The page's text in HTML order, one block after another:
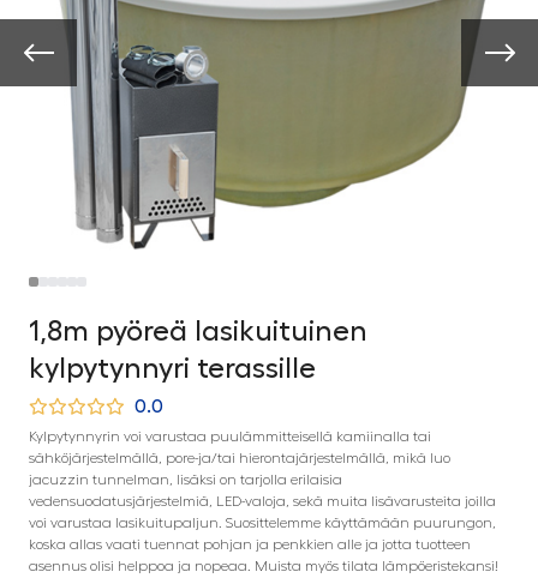
1,8m pyöreä lasikuituinen
kylpytynnyri terassille
0.0
Kylpytynnyrin voi varustaa puulämmitteisellä kamiinalla tai
sähköjärjestelmällä, pore-ja/tai hierontajärjestelmällä, mikä luo
jacuzzin tunnelman, lisäksi on tarjolla erilaisia
vedensuodatusjärjestelmiä, LED-valoja, sekä muita lisävarusteita joilla
voi varustaa lasikuitupaljun. Suosittelemme käyttämään puurungon,
koska allas vaati tuennat pohjan ja penkkien alle ja jotta tuotteen
asennus olisi helppoa ja nopeaa. Muista myös tilata lämpöeristekansi!